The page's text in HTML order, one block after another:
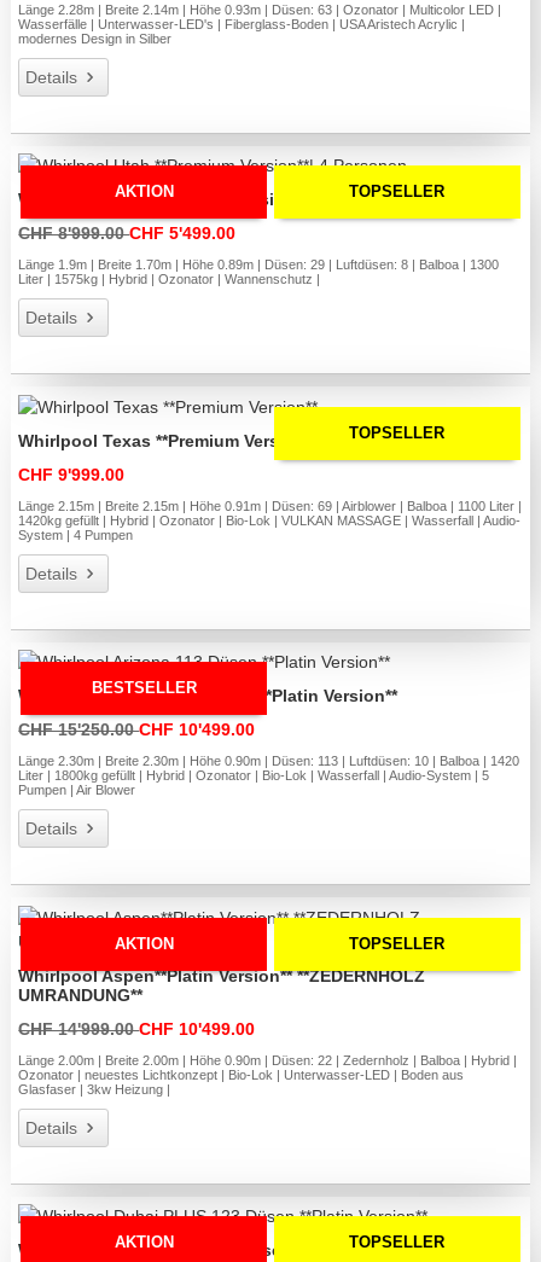
Länge 2.28m | Breite 2.14m | Höhe 0.93m | Düsen: 63 | Ozonator | Multicolor LED |
Wasserfälle | Unterwasser-LED's | Fiberglass-Boden | USA Aristech Acrylic |
modernes Design in Silber
Details
AKTION TOPSELLER
Whirlpool Utah **Premium Version**| 4 Personen
CHF 8'999.00CHF 5'499.00
Länge 1.9m | Breite 1.70m | Höhe 0.89m | Düsen: 29 | Luftdüsen: 8 | Balboa | 1300
Liter | 1575kg | Hybrid | Ozonator | Wannenschutz |
Details
TOPSELLER
Whirlpool Texas **Premium Version**
CHF 9'999.00
Länge 2.15m | Breite 2.15m | Höhe 0.91m | Düsen: 69 | Airblower | Balboa | 1100 Liter |
1420kg gefüllt | Hybrid | Ozonator | Bio-Lok | VULKAN MASSAGE | Wasserfall | Audio-
System | 4 Pumpen
Details
BESTSELLER
Whirlpool Arizona 113 Düsen **Platin Version**
CHF 15'250.00CHF 10'499.00
Länge 2.30m | Breite 2.30m | Höhe 0.90m | Düsen: 113 | Luftdüsen: 10 | Balboa | 1420
Liter | 1800kg gefüllt | Hybrid | Ozonator | Bio-Lok | Wasserfall | Audio-System | 5
Pumpen | Air Blower
Details
AKTION TOPSELLER
Whirlpool Aspen**Platin Version** **ZEDERNHOLZ
UMRANDUNG**
CHF 14'999.00CHF 10'499.00
Länge 2.00m | Breite 2.00m | Höhe 0.90m | Düsen: 22 | Zedernholz | Balboa | Hybrid |
Ozonator | neuestes Lichtkonzept | Bio-Lok | Unterwasser-LED | Boden aus
Glasfaser | 3kw Heizung |
Details
AKTION TOPSELLER
Whirlpool Dubai PLUS 123 Düsen **Platin Version**